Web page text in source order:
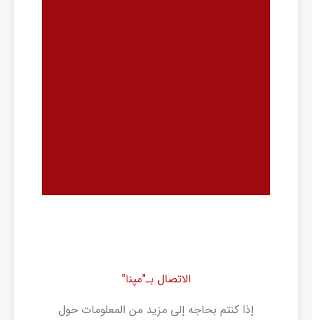
الاتصال بـ"مپنا"
إذا کنتم بحاجه إلى مزید من المعلومات حول